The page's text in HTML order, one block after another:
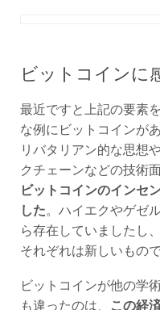
ビットコインに
最近ですと上記の要素
な例にビットコインが
リバタリアン的な思想
クチェーンなどの技術
ビットコインのインセ
した
。ハイエクやゲゼ
ら存在していましたし
それぞれは新しいもの
ビットコインが他の学
も違ったのは、
この経